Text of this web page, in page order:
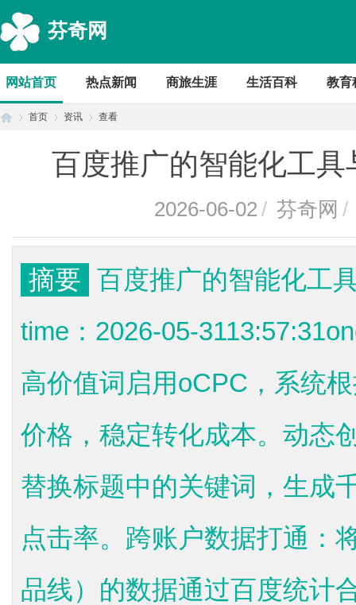
芬奇网
网站首页 热点新闻 商旅生涯 生活百科 教育
首页 资讯 查看
百度推广的智能化工
2026-06-02 / 芬奇网 /
摘要 百度推广的智能化工
time：2026-05-
高价值词启用oCPC，系统
价格，稳定转化成本。动态
替换标题中的关键词，生成
点击率。跨账户数据打通：
品线）的数据通过百度统计